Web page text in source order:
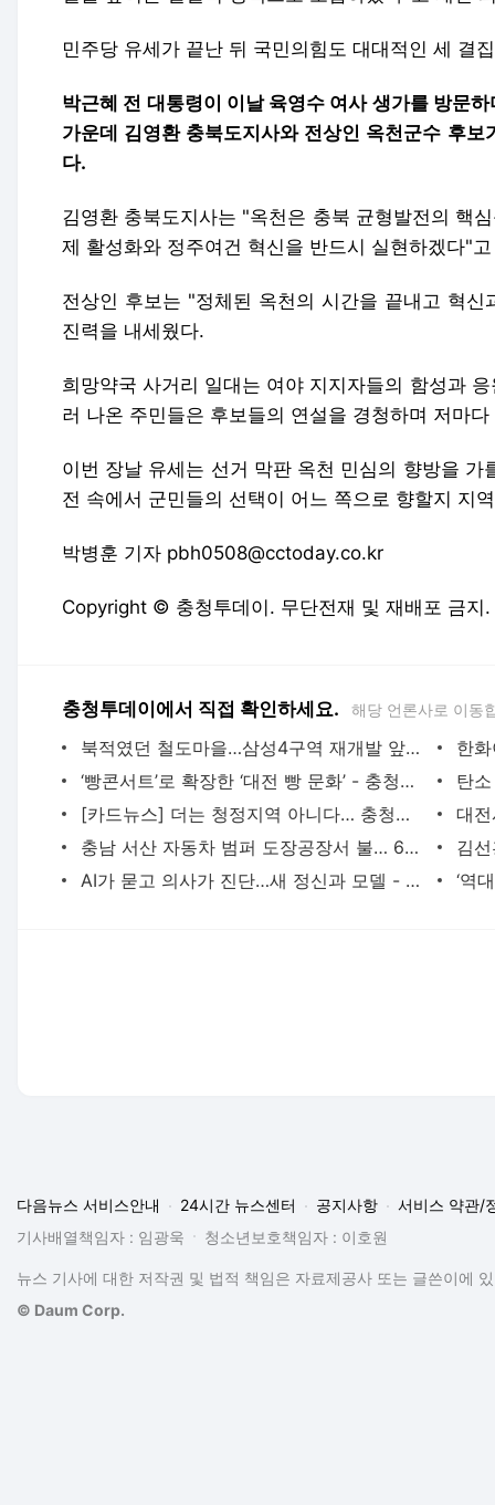
김영환 충북도지사는 "옥천은 충북 균형발전의 핵
전상인 후보는 "정체된 옥천의 시간을 끝내고 혁
진력을 내세웠다.
희망약국 사거리 일대는 여야 지지자들의 함성과
러 나온 주민들은 후보들의 연설을 경청하며 저마
이번 장날 유세는 선거 막판 옥천 민심의 향방을
전 속에서 군민들의 선택이 어느 쪽으로 향할지 지
박병훈 기자 pbh0508@cctoday.co.kr
‘빵콘서트’로 확장한 ‘대전 빵 문화’ - 충청투데이
AI가 묻고 의사가 진단…새 정신과 모델 - 충청투데이
다음뉴스 서비스안내 24시간 뉴스센터 공지사항
서비스 약관/
기사배열책임자 : 임광욱
청소년보호책임자 : 이호원